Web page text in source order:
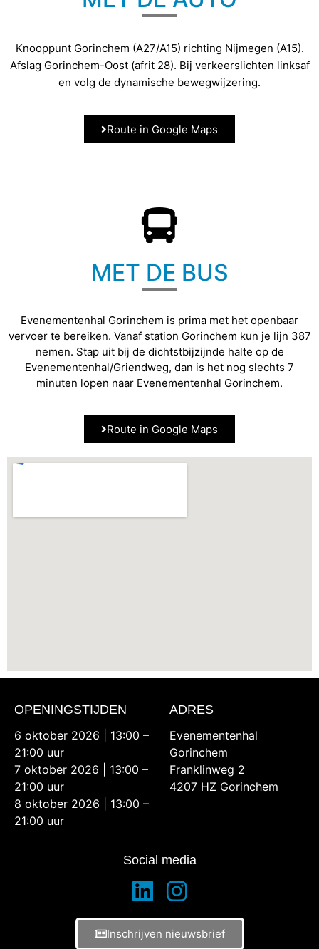
Knooppunt Gorinchem (A27/A15) richting Nijmegen (A15).
Afslag Gorinchem-Oost (afrit 28). Bij verkeerslichten linksaf
en volg de dynamische bewegwijzering.
Route in Google Maps
MET DE BUS
Evenementenhal Gorinchem is prima met het openbaar
vervoer te bereiken. Vanaf station Gorinchem kun je lijn 387
nemen. Stap uit bij de dichtstbijzijnde halte op de
Evenementenhal/Griendweg, dan is het nog slechts 7
minuten lopen naar Evenementenhal Gorinchem.
Route in Google Maps
OPENINGSTIJDEN
6 oktober 2026 | 13:00 –
21:00 uur
7 oktober 2026 | 13:00 –
21:00 uur
8 oktober 2026 | 13:00 –
21:00 uur
ADRES
Evenementenhal
Gorinchem
Franklinweg 2
4207 HZ Gorinchem
Social media
Inschrijven nieuwsbrief